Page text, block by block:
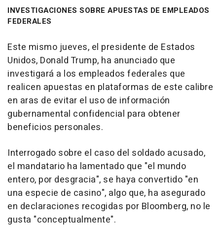
INVESTIGACIONES SOBRE APUESTAS DE EMPLEADOS
FEDERALES
Este mismo jueves, el presidente de Estados
Unidos, Donald Trump, ha anunciado que
investigará a los empleados federales que
realicen apuestas en plataformas de este calibre
en aras de evitar el uso de información
gubernamental confidencial para obtener
beneficios personales.
Interrogado sobre el caso del soldado acusado,
el mandatario ha lamentado que "el mundo
entero, por desgracia", se haya convertido "en
una especie de casino", algo que, ha asegurado
en declaraciones recogidas por Bloomberg, no le
gusta "conceptualmente".